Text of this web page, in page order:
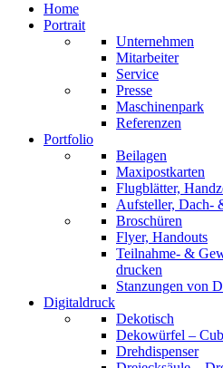
Home
Portrait
Unternehmen
Mitarbeiter
Service
Presse
Maschinenpark
Referenzen
Portfolio
Beilagen
Maxipostkarten
Flugblätter,
Aufsteller, Dach-
Broschüren
Flyer, Handouts
Teilnahme- &
drucken
Stanzungen von
Digitaldruck
Dekotisch
Dekowürfel –
Drehdispenser